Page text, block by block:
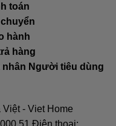
toán
hành
hàng
Người tiêu dùng
- Viet Home
Điện thoại: